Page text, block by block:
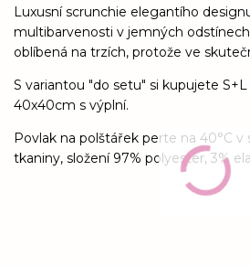
Luxusní scrunchie elegantího
multibarvenosti v jemných
oblíbená na trzích, protože ve
S variantou "do setu" si kupujete
40x40cm s výplní.
Povlak na polštářek perte na 40°C v
tkaniny, složení 97% polyester, 3%